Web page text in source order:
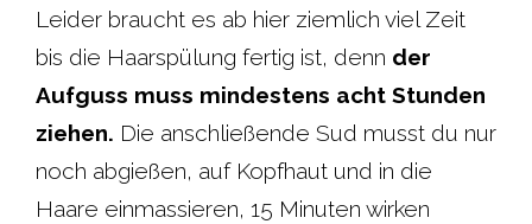
Leider braucht es ab hier ziemlich viel Zeit
bis die Haarspülung fertig ist, denn der
Aufguss muss mindestens acht Stunden
ziehen. Die anschließende Sud musst du nur
noch abgießen, auf Kopfhaut und in die
Haare einmassieren, 15 Minuten wirken